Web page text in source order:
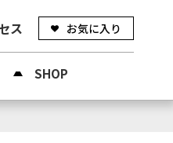
ス お気に入り
SHOP